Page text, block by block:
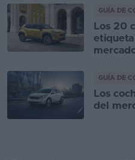
GUÍA DE
Los 20
etiqueta
GUÍA DE
Los
del